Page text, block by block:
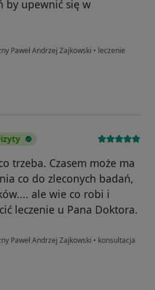
by upewnić się w
Paweł Andrzej Zajkowski • leczenie
trzeba. Czasem może ma
co do zleconych badań,
ale wie co robi i
leczenie u Pana Doktora.
Paweł Andrzej Zajkowski • konsultacja